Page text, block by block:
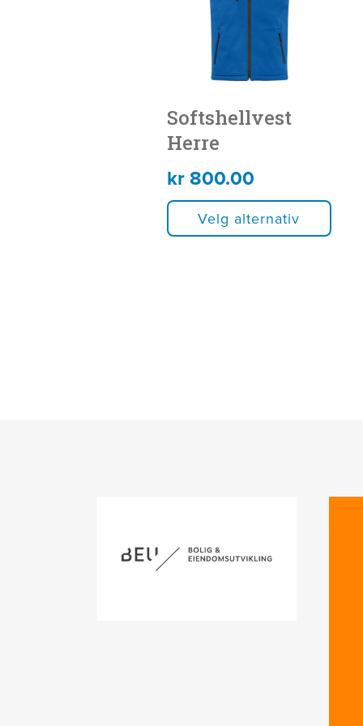
Softshellvest
Herre
kr800.00
Velg alternativ
varianter.
Alternativene
velges
på
produktsiden